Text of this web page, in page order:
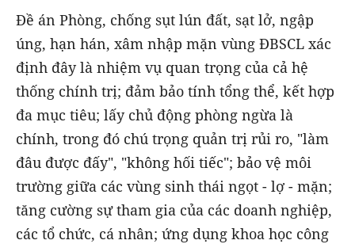
Đề án Phòng, chống sụt lún đất, sạt lở, ngập
úng, hạn hán, xâm nhập mặn vùng ĐBSCL xác
định đây là nhiệm vụ quan trọng của cả hệ
thống chính trị; đảm bảo tính tổng thể, kết hợp
đa mục tiêu; lấy chủ động phòng ngừa là
chính, trong đó chú trọng quản trị rủi ro, "làm
đâu được đấy", "không hối tiếc"; bảo vệ môi
trường giữa các vùng sinh thái ngọt - lợ - mặn;
tăng cường sự tham gia của các doanh nghiệp,
các tổ chức, cá nhân; ứng dụng khoa học công